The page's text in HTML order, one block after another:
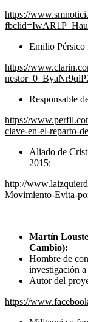
https://
Emilio Pérsico
https://
Responsable
https://
clave-en-el-reparto-
Aliado de
2015:
http://
Movimiento-Evita-
Martín
Cambio):
Hombre de
investigación
Autor del
https://